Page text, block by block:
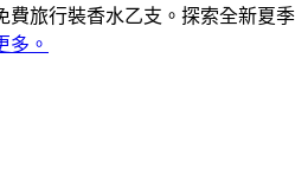
費旅行裝香水乙支。探索全新夏季
多。